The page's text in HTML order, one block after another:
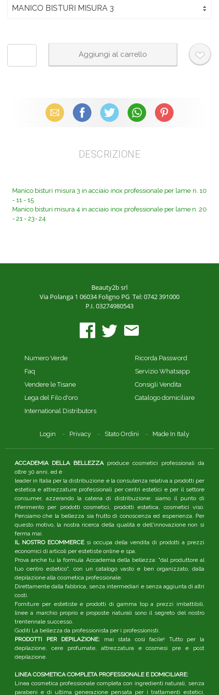
Email Facebook X (Twitter) WhatsAppPinterest
DESCRIZIONE
Manico bisturi misura 3 in acciaio inox professionale per lame n. 10
- 11 - 15
Manico bisturi misura 4 in acciaio inox professionale per lame n. 20
- 21 - 23- 24
Beauty2b srl
Via Polanga 1 06034 Foligno PG Tel: 0742 391000
P.I. 03274980543
Numero Verde
Faq
Vendere le Tisane
Lega del Filo d'oro
International Distributors
Ricorda Password
Servizio Whatsapp
Consigli Vendita
Catalogo domiciliare
Login Privacy Stato Ordini Made In Italy
ACCADEMIA DELLA BELLEZZAproduce cosmetici professionali da
oltre 30 anni, ed è
leader in Italia per la distribuzione e la consulenza relativa a prodotti per
estetica e attrezzature professionali per centri estetici e per il settore
consumer, azzerando la catena di distribuzione: siamo il punto di
riferimento per prodotti cosmetici, prodotti estetica, cosmetici viso.
Pensiamo che la bellezza sia frutto di conoscenza ed esperienza. Per
questo motivo, la nostra ricerca della qualità e dell'innovazione non si
ferma mai.
IL NOSTRO ECOMMERCEsi occupa della vendita di prodotti a prezzi
economici di articoli per estetiste online e spa.
Prova anche tu la formula Accademia della bellezza: "dal produttore al
tuo centro estetico", con un catalogo vasto e ben organizzato, dalla
depilazione alla cosmetica professionale.
Direttamente dalla fabbrica, senza intermediari e senza aggiunta di altri
costi.
Forniture per estetiste e prodotti di gamma top a prezzi imbattibili,
linee a marchio proprio e proposte naturali sono il segreto del nostro
trentennale successo.
Goditi La bellezza da professionista per i professionisti.
PRODOTTI PER DEPILAZIONE: mai stata così facile! Tutto per la
depilazione, cere profumate, attrezzatura e cosmesi pre e post
depilazione.
LINEA COSMETICA COMPLETA PROFESSIONALE E DOMICILIARE:
Linea cosmetica professionale completa con ingredienti naturali, senza
parabeni e di ultima generazione pensata per i trattamenti estetici,